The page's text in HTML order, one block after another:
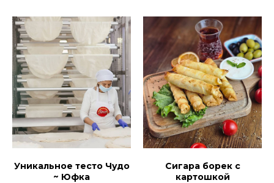
Уникальное тесто Чудо
~ Юфка
Сигара борек с
картошкой